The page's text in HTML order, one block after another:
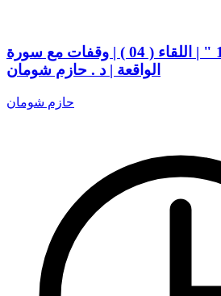
شرح الآيات " 10 - 15 " | اللقاء ( 04 ) | وقفات مع سورة
الواقعة | د . حازم شومان
حازم شومان